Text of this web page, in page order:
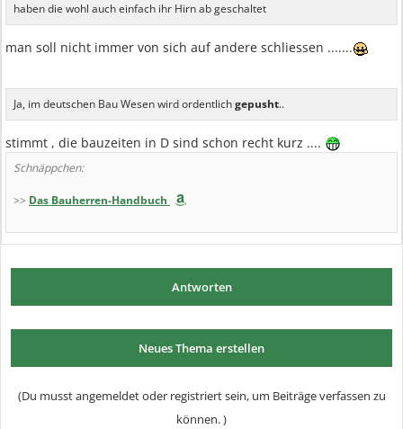
haben die wohl auch einfach ihr Hirn ab geschaltet
man soll nicht immer von sich auf andere schliessen .......
Ja, im deutschen Bau Wesen wird ordentlichgepusht..
stimmt , die bauzeiten in D sind schon recht kurz ....
Schnäppchen:
>> Das Bauherren-Handbuch
Antworten
Neues Thema erstellen
(Du musst angemeldet oder registriert sein, um Beiträge verfassen zu
können. )